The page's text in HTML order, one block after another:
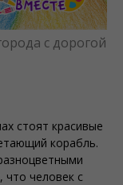
с дорогой
стоят красивые
корабль.
что человек с